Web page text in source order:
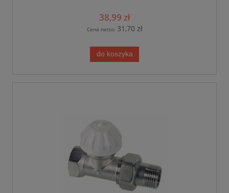
38,99 zł
Cena netto: 31,70 zł
do koszyka